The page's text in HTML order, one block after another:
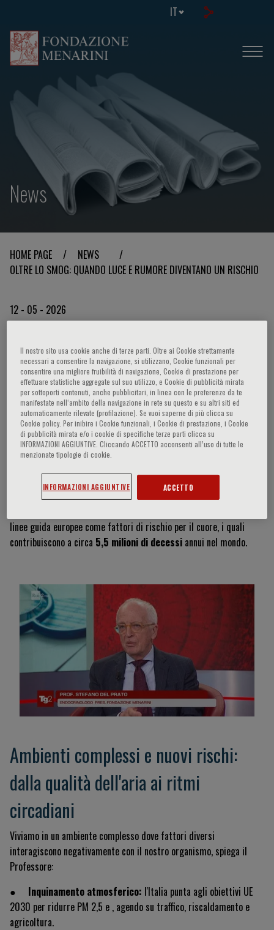
IT
News
HOME PAGE / NEWS
/
OLTRE LO SMOG: QUANDO LUCE E RUMORE DIVENTANO UN RISCHIO
12 - 05 - 2026
Oltre lo smog: quando luce e
rumore diventano un rischio
L’inquinamento non è più solo una questione che riguarda i polmoni.
Come emerso durantel'evento internazionaleRespiraMI 2026
organizzato daFondazione Menarini
Presidente della Fondazione, ilProf. Stefano Del Prato, ai microfoni
TG2 Medicina33, stiamo affrontando una sfida multi-fattoriale.
linee guida europee come fattori di rischio per il cuore, i quali
contribuiscono a circa 5,5 milioni di decessi annui nel mondo.
Ambienti complessi e nuovi rischi:
dalla qualità dell'aria ai ritmi
circadiani
Viviamo in un ambiente complesso dove fattori diversi
interagiscono negativamente con il nostro organismo, spiega il
Professore:
● Inquinamento atmosferico: l'Italia punta agli obiettivi UE
2030 per ridurre PM 2,5 e , agendo su traffico, riscaldamento e
agricoltura.
Il nostro sito usa cookie anche di terze parti. Oltre ai Cookie strettamente
necessari a consentire la navigazione, si utilizzano, Cookie funzionali per
consentire una migliore fruibilità di navigazione, Cookie di prestazione per
effettuare statistiche aggregate sul suo utilizzo, e Cookie di pubblicità mirata
per sottoporti contenuti, anche pubblicitari, in linea con le preferenze da te
manifestate nell‘ambito della navigazione in rete su questo e su altri siti ed
automaticamente rilevate (profilazione). Se vuoi saperne di più clicca su
Cookie policy. Per inibire i Cookie funzionali, i Cookie di prestazione, i Cookie
di pubblicità mirata e/o i cookie di specifiche terze parti clicca su
INFORMAZIONI AGGIUNTIVE. Cliccando ACCETTO acconsenti all’uso di tutte le
menzionate tipologie di cookie.
INFORMAZIONI AGGIUNTIVE ACCETTO